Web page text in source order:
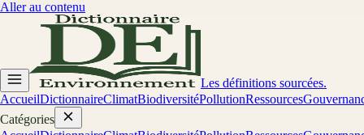
Aller au contenu
Les définitions sourcées.
AccueilDictionnaireClimatBiodiversitéPollutionRessources
Catégories